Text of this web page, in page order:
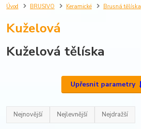
Úvod BRUSIVO Keramické Brusná tělíska
Kuželová
Kuželová tělíska
Upřesnit parametry
Nejnovější Nejlevnější Nejdražší